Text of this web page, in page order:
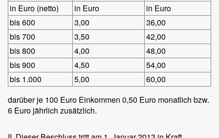
in Euro (netto)
in Euro
in Euro
bis 600
3,00
36,00
bis 700
3,50
42,00
bis 800
4,00
48,00
bis 900
4,50
54,00
bis 1.000
5,00
60,00
darüber je 100 Euro Einkommen 0,50 Euro monatlich bzw.
6 Euro jährlich zusätzlich.